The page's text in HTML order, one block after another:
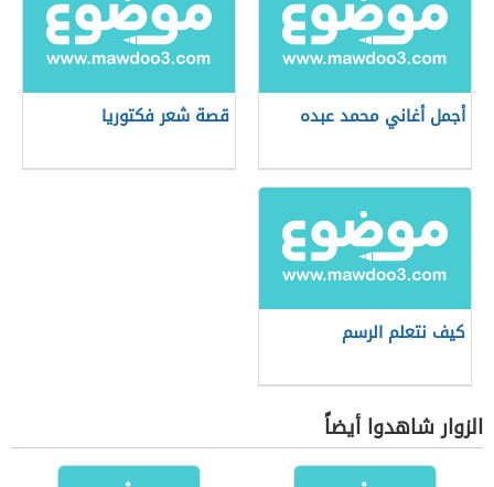
أجمل أغاني محمد عبده قصة شعر فكتوريا
كيف نتعلم الرسم
الزوار شاهدوا أيضاً